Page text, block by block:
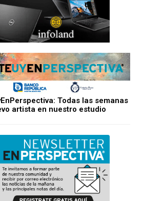
Todas las semanas
artista en nuestro estudio